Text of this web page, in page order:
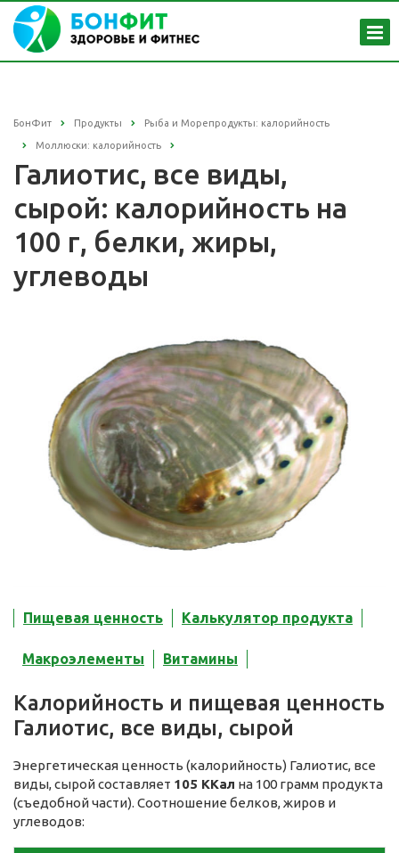
БонФит Продукты Рыба и Морепродукты: калорийность
Моллюски: калорийность
Галиотис, все виды,
сырой: калорийность на
100 г, белки, жиры,
углеводы
Пищевая ценность Калькулятор продукта
Макроэлементы Витамины
Калорийность и пищевая ценность
Галиотис, все виды, сырой
Энергетическая ценность (калорийность) Галиотис, все
виды, сырой составляет 105 ККал на 100 грамм продукта
(съедобной части). Соотношение белков, жиров и
углеводов: